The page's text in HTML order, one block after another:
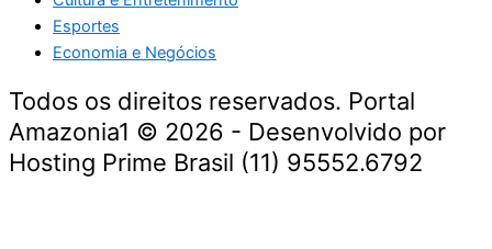
Esportes
Economia e Negócios
Todos os direitos reservados. Portal
Amazonia1 © 2026 - Desenvolvido por
Hosting Prime Brasil (11) 95552.6792